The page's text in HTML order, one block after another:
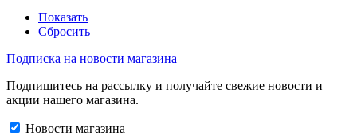
Показать
Сбросить
Подписка на новости магазина
Подпишитесь на рассылку и получайте свежие новости и
акции нашего магазина.
Новости магазина